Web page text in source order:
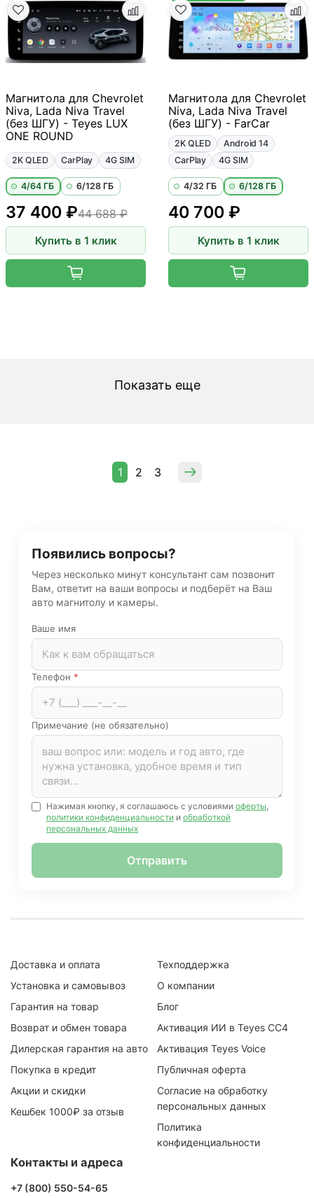
Магнитола для Chevrolet
Niva, Lada Niva Travel
(без ШГУ) - Teyes LUX
ONE ROUND
2K QLED CarPlay 4G SIM
4/64 ГБ 6/128 ГБ
37 400 ₽44 688 ₽
Купить в 1 клик
Магнитола для Chevrolet
Niva, Lada Niva Travel
(без ШГУ) - FarCar
2K QLED
Android 14
CarPlay
4G SIM
4/32 ГБ 6/128 ГБ
40 700 ₽
Купить в 1 клик
Показать еще
1 2 3
Появились вопросы?
Через несколько минут консультант сам позвонит
Вам, ответит на ваши вопросы и подберёт на Ваш
авто магнитолу и камеры.
Ваше имя
Телефон *
Примечание (не обязательно)
Нажимая кнопку, я соглашаюсь с условиями оферты
политики конфиденциальности и обработкой
персональных данных
Отправить
Доставка и оплата
Установка и самовывоз
Гарантия на товар
Возврат и обмен товара
Дилерская гарантия на авто
Покупка в кредит
Акции и скидки
Кешбек 1000₽ за отзыв
Техподдержка
О компании
Блог
Активация ИИ в Teyes CC4
Активация Teyes Voice
Публичная оферта
Согласие на обработку
персональных данных
Политика
конфиденциальности
Контакты и адреса
+7 (800) 550-54-65